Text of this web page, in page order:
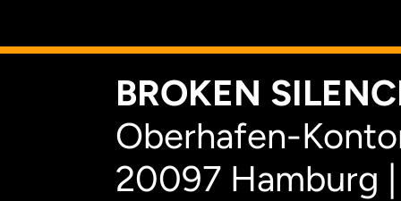
BROKEN
Oberhafen-
20097 Hamburg